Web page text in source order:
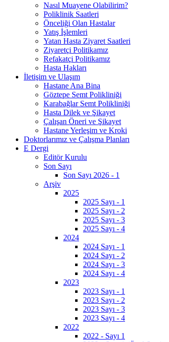
Nasıl Muayene Olabilirim?
Poliklinik Saatleri
Önceliği Olan Hastalar
Yatış İşlemleri
Yatan Hasta Ziyaret Saatleri
Ziyaretçi Politikamız
Refakatçi Politikamız
Hasta Hakları
İletişim ve Ulaşım
Hastane Ana Bina
Göztepe Semt Polikliniği
Karabağlar Semt Polikliniği
Hasta Dilek ve Şikayet
Çalışan Öneri ve Şikayet
Hastane Yerleşim ve Kroki
Doktorlarımız ve Çalışma Planları
E Dergi
Editör Kurulu
Son Sayı
Son Sayı 2026 - 1
Arşiv
2025
2025 Sayı - 1
2025 Sayı - 2
2025 Sayı - 3
2025 Sayı - 4
2024
2024 Sayı - 1
2024 Sayı - 2
2024 Sayı - 3
2024 Sayı - 4
2023
2023 Sayı - 1
2023 Sayı - 2
2023 Sayı - 3
2023 Sayı - 4
2022
2022 - Sayı 1